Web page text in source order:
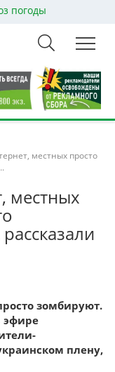
погоды
местных просто
местных
зомбируют.
эфире
плену,